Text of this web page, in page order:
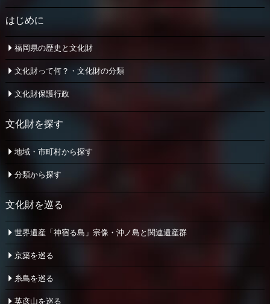
はじめに
福岡県の歴史と文化財
文化財って何？・文化財の分類
文化財保護行政
文化財を探す
地域・市町村から探す
分類から探す
文化財を巡る
世界遺産「神宿る島」宗像・ 沖ノ島と関連遺産群
京築を巡る
糸島を巡る
英彦山を巡る